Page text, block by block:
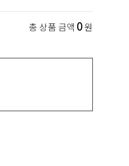
총 상품 금액 0원